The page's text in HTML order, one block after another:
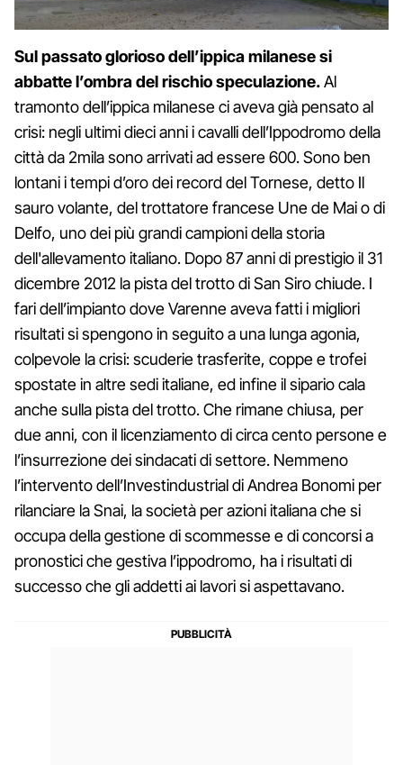
Sul passato glorioso dell’ippica milanese si
abbatte l’ombra del rischio speculazione.Al
tramonto dell’ippica milanese ci aveva già pensato al
crisi: negli ultimi dieci anni i cavalli dell’Ippodromo della
città da 2mila sono arrivati ad essere 600. Sono ben
lontani i tempi d’oro dei record del Tornese, detto Il
sauro volante, del trottatore francese Une de Mai o di
Delfo, uno dei più grandi campioni della storia
dell'allevamento italiano. Dopo 87 anni di prestigio il 31
dicembre 2012 la pista del trotto di San Siro chiude. I
fari dell’impianto dove Varenne aveva fatti i migliori
risultati si spengono in seguito a una lunga agonia,
colpevole la crisi: scuderie trasferite, coppe e trofei
spostate in altre sedi italiane, ed infine il sipario cala
anche sulla pista del trotto. Che rimane chiusa, per
due anni, con il licenziamento di circa cento persone e
l’insurrezione dei sindacati di settore. Nemmeno
l’intervento dell’Investindustrial di Andrea Bonomi per
rilanciare la Snai, la società per azioni italiana che si
occupa della gestione di scommesse e di concorsi a
pronostici che gestiva l’ippodromo, ha i risultati di
successo che gli addetti ai lavori si aspettavano.